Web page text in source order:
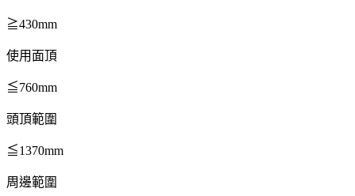
≧430mm
使用面頂
≦760mm
頭頂範圍
≦1370mm
周邊範圍